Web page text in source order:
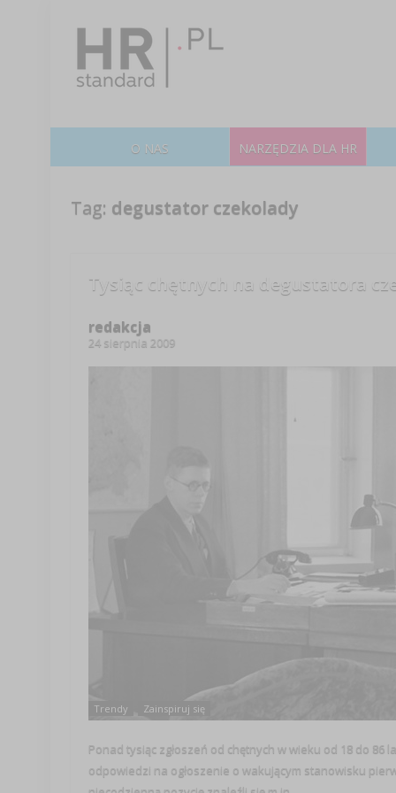
O NAS NARZĘDZIA DLA HR
Tag: degustator czekolady
Tysiąc chętnych na degustatora
redakcja
24 sierpnia 2009
Trendy Zainspiruj się
Ponad tysiąc zgłoszeń od chętnych w wieku od 18 do
odpowiedzi na ogłoszenie o wakującym stanowisku